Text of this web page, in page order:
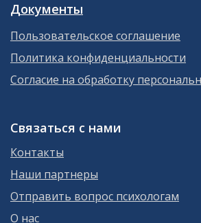
Документы
Пользовательское соглашение
Политика конфиденциальности
Согласие на обработку
Связаться с нами
Контакты
Наши партнеры
Отправить вопрос психологам
О нас